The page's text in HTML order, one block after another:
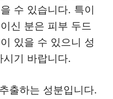
수 있습니다. 특이
신 분은 피부 두드
있을 수 있으니 성
기 바랍니다.
출하는 성분입니다.